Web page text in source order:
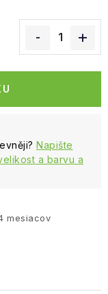
Napište
a barvu a
mesiacov